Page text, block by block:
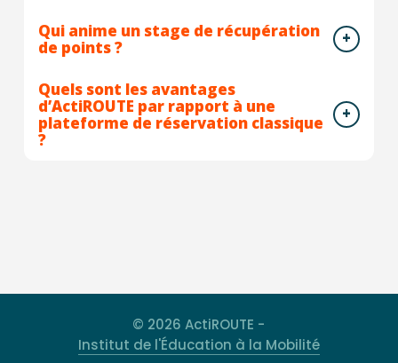
Qui anime un stage de récupération
de points ?
Quels sont les avantages
d’ActiROUTE par rapport à une
plateforme de réservation classique
?
© 2026 ActiROUTE -
Institut de l'Éducation à la Mobilité